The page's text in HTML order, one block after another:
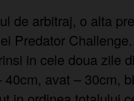
de arbitraj, o alta
Predator
in cele doua zile
40cm, avat – 30cm,